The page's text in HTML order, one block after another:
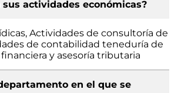
sus actividades económicas?
Actividades de consultoría de
de contabilidad teneduría de
y asesoría tributaria
en el que se